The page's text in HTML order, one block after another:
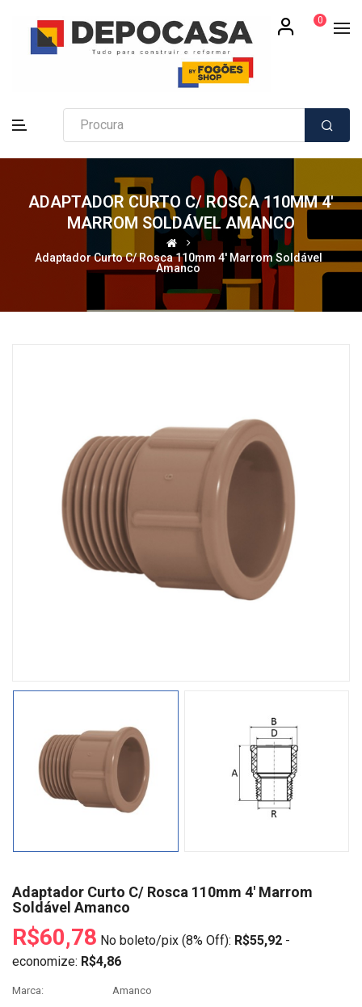
0
ADAPTADOR CURTO C/ ROSCA 110MM 4'
MARROM SOLDÁVEL AMANCO
Adaptador Curto C/ Rosca 110mm 4' Marrom Soldável
Amanco
Adaptador Curto C/ Rosca 110mm 4' Marrom
Soldável Amanco
R$60,78 No boleto/pix (8% Off): R$55,92 -
economize: R$4,86
Marca:
Amanco